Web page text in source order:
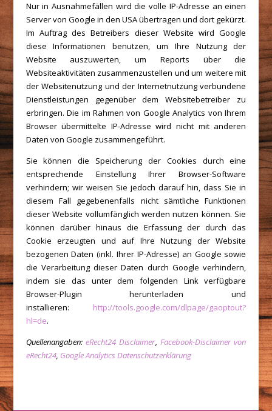
Nur in Ausnahmefällen wird die volle IP-Adresse an einen
Server von Google in den USA übertragen und dort gekürzt.
Im Auftrag des Betreibers dieser Website wird Google
diese Informationen benutzen, um Ihre Nutzung der
Website auszuwerten, um Reports über die
Websiteaktivitäten zusammenzustellen und um weitere mit
der Websitenutzung und der Internetnutzung verbundene
Dienstleistungen gegenüber dem Websitebetreiber zu
erbringen. Die im Rahmen von Google Analytics von Ihrem
Browser übermittelte IP-Adresse wird nicht mit anderen
Daten von Google zusammengeführt.
Sie können die Speicherung der Cookies durch eine
entsprechende Einstellung Ihrer Browser-Software
verhindern; wir weisen Sie jedoch darauf hin, dass Sie in
diesem Fall gegebenenfalls nicht sämtliche Funktionen
dieser Website vollumfänglich werden nutzen können. Sie
können darüber hinaus die Erfassung der durch das
Cookie erzeugten und auf Ihre Nutzung der Website
bezogenen Daten (inkl. Ihrer IP-Adresse) an Google sowie
die Verarbeitung dieser Daten durch Google verhindern,
indem sie das unter dem folgenden Link verfügbare
Browser-Plugin herunterladen und
installieren: http://tools.google.com/dlpage/gaoptout?
hl=de.
Quellenangaben:eRecht24 Disclaimer, Facebook-Disclaimer von
eRecht24, Google Analytics Datenschutzerklärung